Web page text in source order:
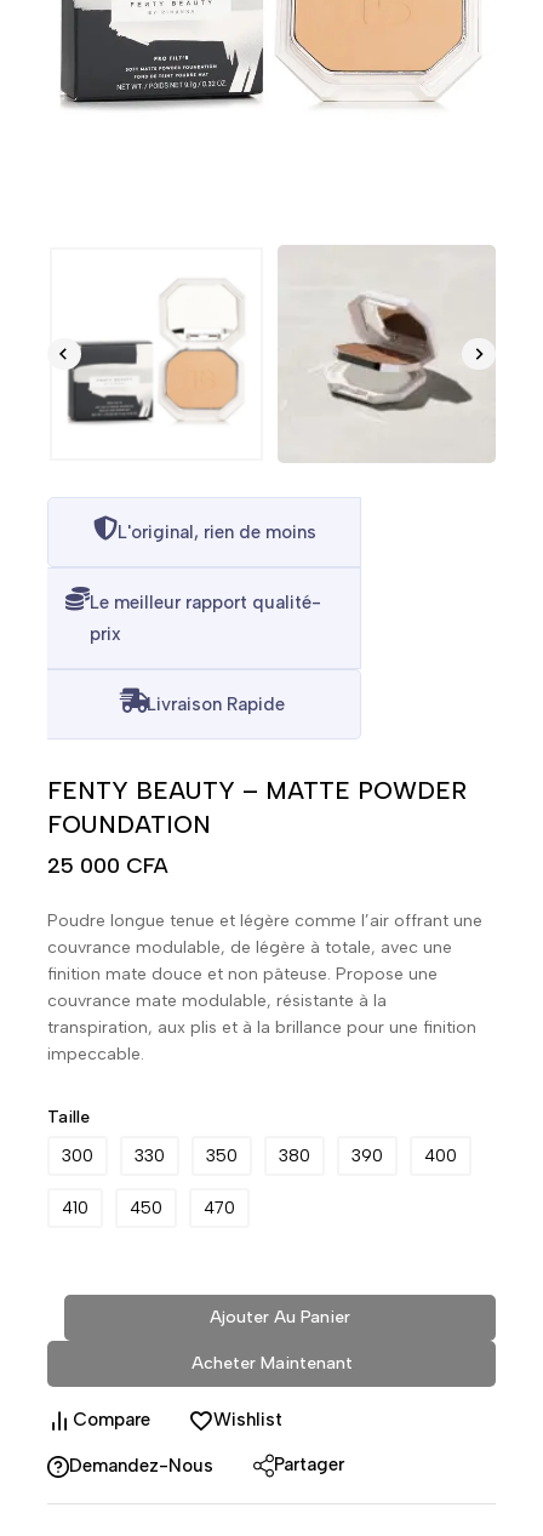
L'original, rien de moins
Le meilleur rapport qualité-
prix
Livraison Rapide
FENTY BEAUTY – MATTE POWDER
FOUNDATION
25 000 CFA
Poudre longue tenue et légère comme l’air offrant une
couvrance modulable, de légère à totale, avec une
finition mate douce et non pâteuse. Propose une
couvrance mate modulable, résistante à la
transpiration, aux plis et à la brillance pour une finition
impeccable.
Taille
300
330 350 380 390 400
410 450 470
Ajouter Au Panier
Acheter Maintenant
Compare Wishlist
Demandez-Nous Partager